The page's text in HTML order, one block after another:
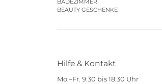
BEAUTY GESCHENKE
Hilfe & Kontakt
Mo.–Fr. 9:30 bis 18:30 Uhr